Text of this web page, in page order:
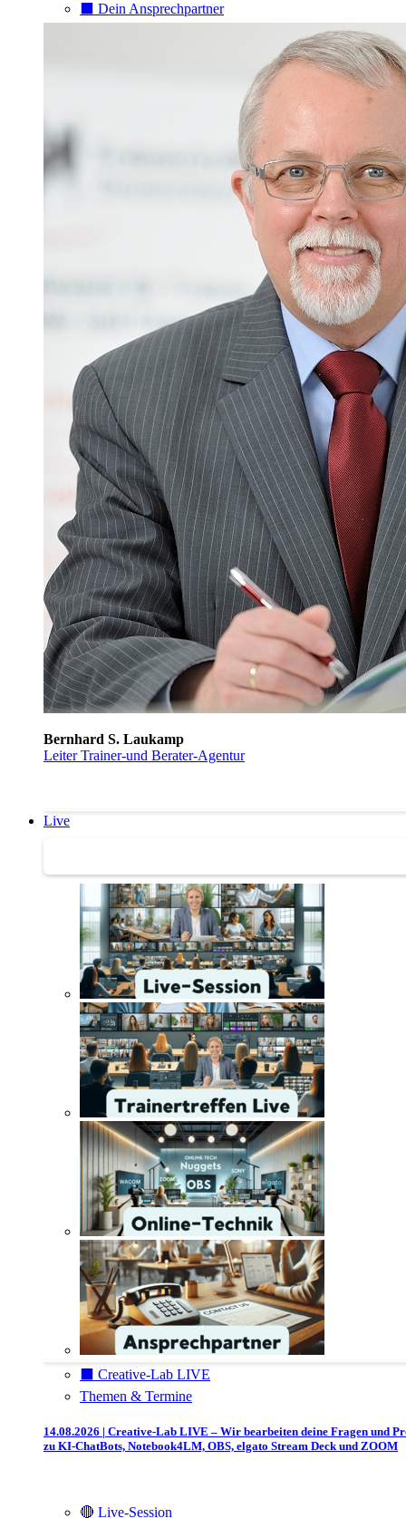
⬛️ Dein Ansprechpartner
Bernhard S. Laukamp
Leiter Trainer-und Berater-Agentur
Live
⬛️ Creative-Lab LIVE
Themen & Termine
14.08.2026 | Creative-Lab LIVE – Wir bearbeiten deine Fragen und
zu KI-ChatBots, Notebook4LM, OBS, elgato Stream Deck und ZOOM
🔴 Live-Session